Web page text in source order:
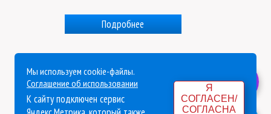
Мы используем cookie-файлы.
Соглашение об использовании
К сайту подключен сервис
Я
СОГЛАСЕН/
СОГЛАСНА
Подробнее
Политика конфиденциальности
Согласие на обработку персональных данных